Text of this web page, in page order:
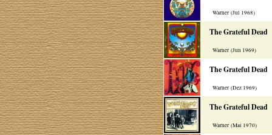
Warner (Jul 1968)
The Grateful Dead
Warner (Jun 1969)
The Grateful Dead
Warner (Dez 1969)
The Grateful Dead
Warner (Mai 1970)